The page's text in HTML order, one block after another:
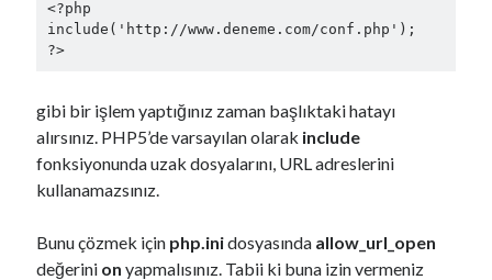
<?php
include('http://www.deneme.com/conf.php');
?>
gibi bir işlem yaptığınız zaman başlıktaki hatayı
alırsınız. PHP5’de varsayılan olarak include
fonksiyonunda uzak dosyalarını, URL adreslerini
kullanamazsınız.
Bunu çözmek için php.inidosyasında allow_url_open
değerini on yapmalısınız. Tabii ki buna izin vermeniz